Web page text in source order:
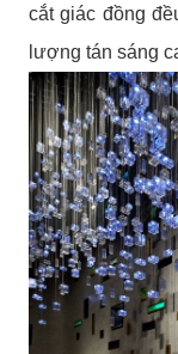
cắt giác đồng
lượng tán sáng